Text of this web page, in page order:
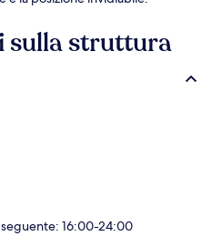
sulla struttura
16:00-24:00